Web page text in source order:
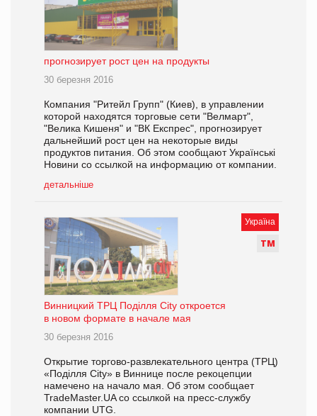
прогнозирует рост цен на продукты
30 березня 2016
Компания "Ритейл Групп" (Киев), в управлении
которой находятся торговые сети "Велмарт",
"Велика Кишеня" и "ВК Експрес", прогнозирует
дальнейший рост цен на некоторые виды
продуктов питания. Об этом сообщают Українські
Новини со ссылкой на информацию от компании.
детальніше
Україна
ТМ
Винницкий ТРЦ Поділля City откроется
в новом формате в начале мая
30 березня 2016
Открытие торгово-развлекательного центра (ТРЦ)
«Поділля City» в Виннице после рекоцепции
намечено на начало мая. Об этом сообщает
TradeMaster.UA со ссылкой на пресс-службу
компании UTG.